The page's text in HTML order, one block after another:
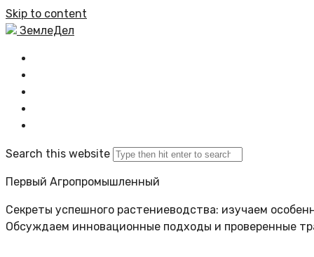
Skip to content
ЗемлеДел
Search this website
Первый Агропромышленный
Секреты успешного растениеводства: изучаем
Обсуждаем инновационные подходы и проверенные